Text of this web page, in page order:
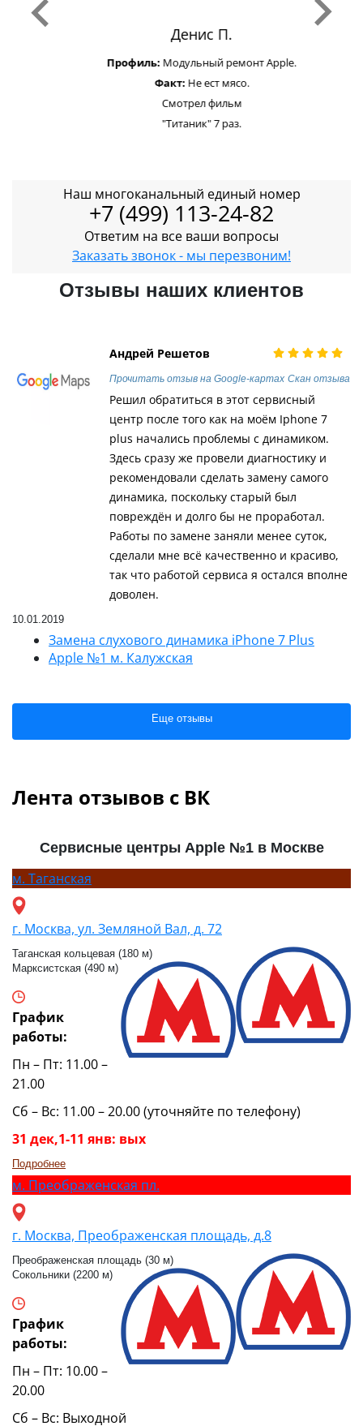
Денис П.
Профиль:Модульный ремонт Apple.
Факт:Не ест мясо.
Смотрел фильм
"Титаник" 7 раз.
Наш многоканальный единый номер
+7 (499) 113-24-82
Ответим на все ваши вопросы
Заказать звонок - мы перезвоним!
Отзывы наших клиентов
Андрей Решетов
Прочитать отзыв на Google-картах Скан отзыва
Решил обратиться в этот сервисный
центр после того как на моём Iphone 7
plus начались проблемы с динамиком.
Здесь сразу же провели диагностику и
рекомендовали сделать замену самого
динамика, поскольку старый был
повреждён и долго бы не проработал.
Работы по замене заняли менее суток,
сделали мне всё качественно и красиво,
так что работой сервиса я остался вполне
доволен.
10.01.2019
Замена слухового динамика iPhone 7 Plus
Apple №1 м. Калужская
Еще отзывы
Лента отзывов с ВК
Сервисные центры Apple №1 в Москве
м. Таганская
г. Москва, ул. Земляной Вал, д. 72
Таганская кольцевая (180 м)
Марксистская (490 м)
График
работы:
Пн – Пт: 11.00 –
21.00
Сб – Вс: 11.00 – 20.00 (уточняйте по телефону)
31 дек,1-11 янв: вых
Подробнее
м. Преображенская пл.
г. Москва, Преображенская площадь, д.8
Преображенская площадь (30 м)
Сокольники (2200 м)
График
работы:
Пн – Пт: 10.00 –
20.00
Сб – Вс: Выходной